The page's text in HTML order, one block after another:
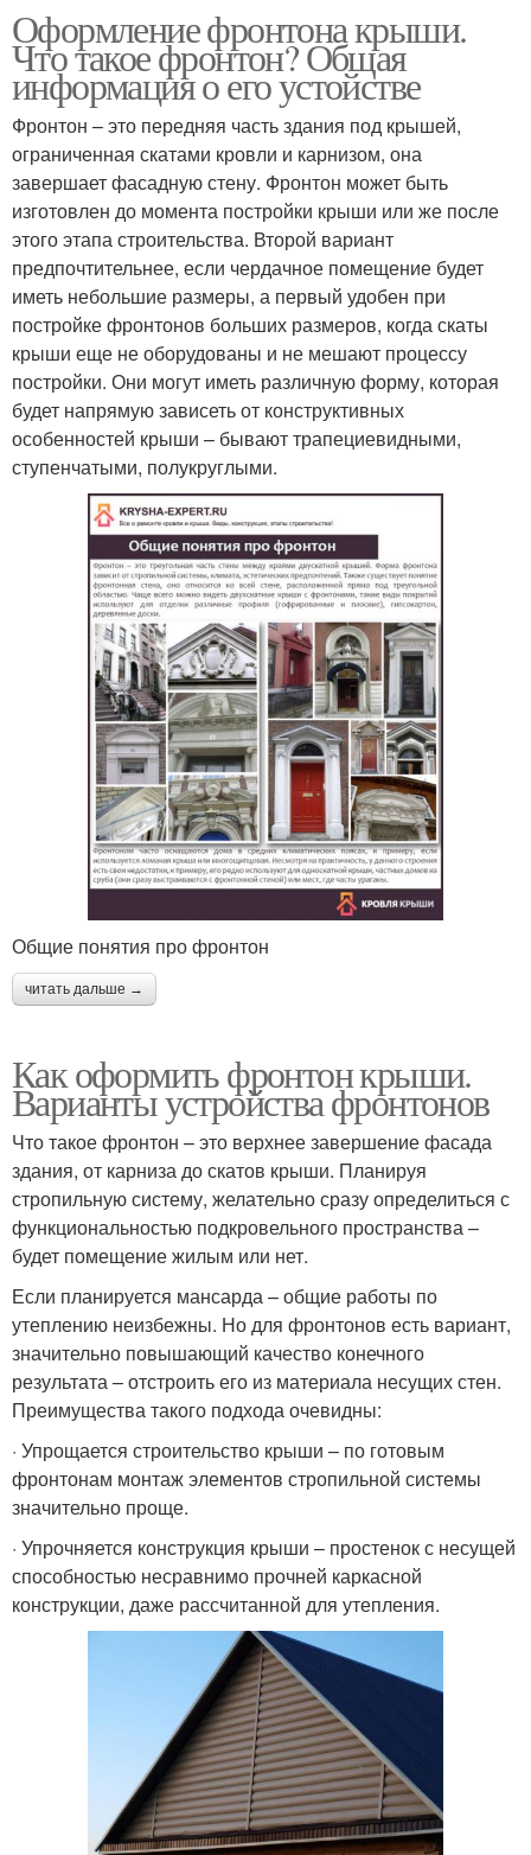
Оформление фронтона крыши.
Что такое фронтон? Общая
информация о его устойстве
Фронтон – это передняя часть здания под крышей,
ограниченная скатами кровли и карнизом, она
завершает фасадную стену. Фронтон может быть
изготовлен до момента постройки крыши или же после
этого этапа строительства. Второй вариант
предпочтительнее, если чердачное помещение будет
иметь небольшие размеры, а первый удобен при
постройке фронтонов больших размеров, когда скаты
крыши еще не оборудованы и не мешают процессу
постройки. Они могут иметь различную форму, которая
будет напрямую зависеть от конструктивных
особенностей крыши – бывают трапециевидными,
ступенчатыми, полукруглыми.
Общие понятия про фронтон
читать дальше →
Как оформить фронтон крыши.
Варианты устройства фронтонов
Что такое фронтон – это верхнее завершение фасада
здания, от карниза до скатов крыши. Планируя
стропильную систему, желательно сразу определиться с
функциональностью подкровельного пространства –
будет помещение жилым или нет.
Если планируется мансарда – общие работы по
утеплению неизбежны. Но для фронтонов есть вариант,
значительно повышающий качество конечного
результата – отстроить его из материала несущих стен.
Преимущества такого подхода очевидны:
· Упрощается строительство крыши – по готовым
фронтонам монтаж элементов стропильной системы
значительно проще.
· Упрочняется конструкция крыши – простенок с несущей
способностью несравнимо прочней каркасной
конструкции, даже рассчитанной для утепления.